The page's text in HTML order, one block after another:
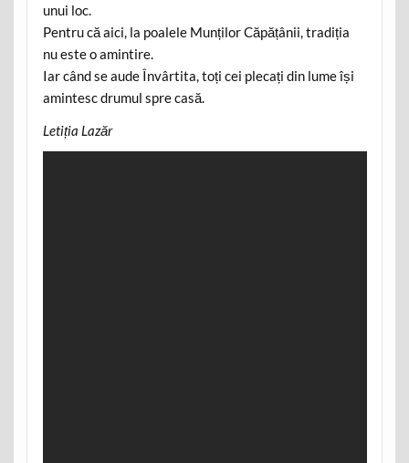
unui loc.
Pentru că aici, la poalele Munților Căpățânii, tradiția
nu este o amintire.
Iar când se aude Învârtita, toți cei plecați din lume își
amintesc drumul spre casă.
Letiția Lazăr